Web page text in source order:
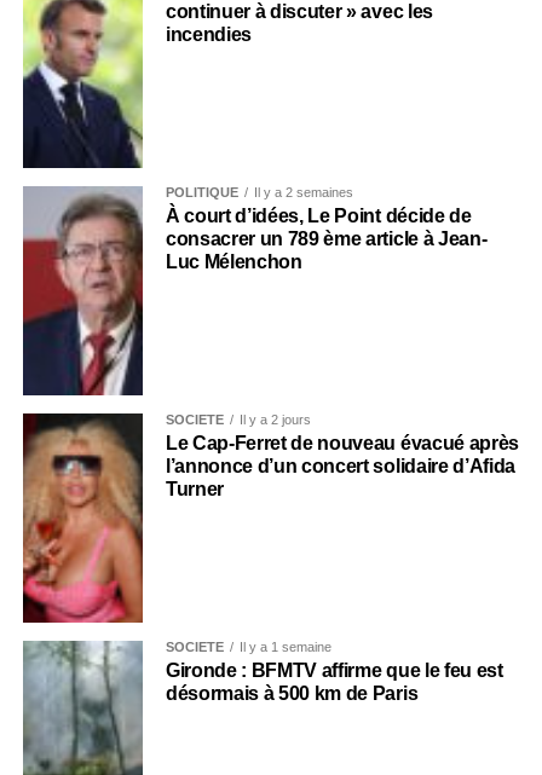
continuer à discuter » avec les
incendies
POLITIQUE Il y a 2 semaines
À court d’idées, Le Point décide de
consacrer un 789 ème article à Jean-
Luc Mélenchon
SOCIÉTÉ Il y a 2 jours
Le Cap-Ferret de nouveau évacué après
l’annonce d’un concert solidaire d’Afida
Turner
SOCIÉTÉ Il y a 1 semaine
Gironde : BFMTV affirme que le feu est
désormais à 500 km de Paris